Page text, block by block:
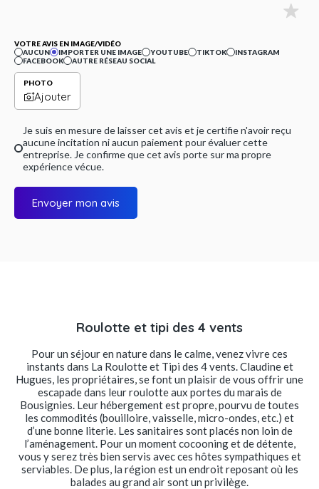
VOTRE AVIS EN IMAGE/VIDÉO
AUCUN
IMPORTER UNE IMAGE YOUTUBE TIKTOK
INSTAGRAM
FACEBOOK
AUTRE RÉSEAU SOCIAL
PHOTO
Ajouter
Je suis en mesure de laisser cet avis et je certifie n'avoir reçu
aucune incitation ni aucun paiement pour évaluer cette
entreprise. Je confirme que cet avis porte sur ma propre
expérience vécue.
Envoyer mon avis
Roulotte et tipi des 4 vents
Pour un séjour en nature dans le calme, venez vivre ces
instants dans La Roulotte et Tipi des 4 vents. Claudine et
Hugues, les propriétaires, se font un plaisir de vous offrir une
escapade dans leur roulotte aux portes du marais de
Bousignies. Leur hébergement est propre, pourvu de toutes
les commodités (bouilloire, vaisselle, micro-ondes, etc.) et
d’une bonne literie. Les sanitaires sont placés non loin de
l’aménagement. Pour un moment cocooning et de détente,
vous y serez très bien servis avec ces hôtes sympathiques et
serviables. De plus, la région est un endroit reposant où les
balades au grand air sont un privilège.